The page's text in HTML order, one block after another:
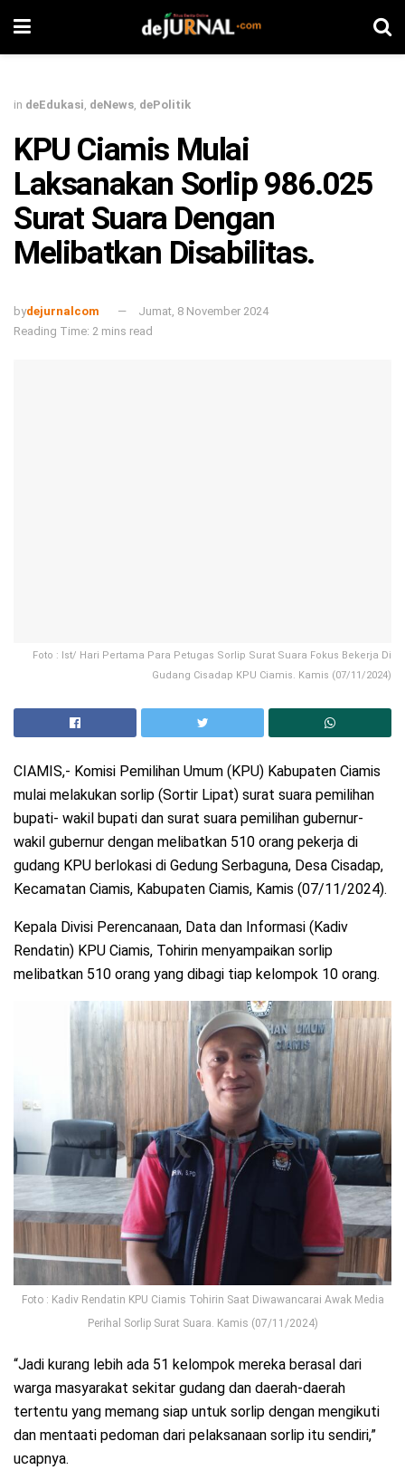
in deEdukasi deNews dePolitik
KPU Ciamis Mulai
Laksanakan Sorlip 986.025
Surat Suara Dengan
Melibatkan Disabilitas.
bydejurnalcom
Jumat, 8 November 2024
Reading Time: 2 mins read
Foto : Ist/ Hari Pertama Para Petugas Sorlip Surat Suara Fokus Bekerja Di
Gudang Cisadap KPU Ciamis. Kamis (07/11/2024)
CIAMIS,- Komisi Pemilihan Umum (KPU) Kabupaten Ciamis
mulai melakukan sorlip (Sortir Lipat) surat suara pemilihan
bupati- wakil bupati dan surat suara pemilihan gubernur-
wakil gubernur dengan melibatkan 510 orang pekerja di
gudang KPU berlokasi di Gedung Serbaguna, Desa Cisadap,
Kecamatan Ciamis, Kabupaten Ciamis, Kamis (07/11/2024).
Kepala Divisi Perencanaan, Data dan Informasi (Kadiv
Rendatin) KPU Ciamis, Tohirin menyampaikan sorlip
melibatkan 510 orang yang dibagi tiap kelompok 10 orang.
Foto : Kadiv Rendatin KPU Ciamis Tohirin Saat Diwawancarai Awak Media
Perihal Sorlip Surat Suara. Kamis (07/11/2024)
“Jadi kurang lebih ada 51 kelompok mereka berasal dari
warga masyarakat sekitar gudang dan daerah-daerah
tertentu yang memang siap untuk sorlip dengan mengikuti
dan mentaati pedoman dari pelaksanaan sorlip itu sendiri,”
ucapnya.